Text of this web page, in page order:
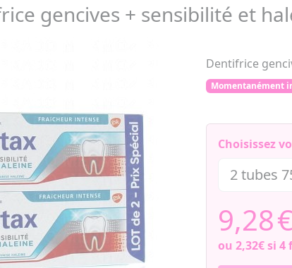
gencives + sensibilité et
Dentifrice
Momentanément
Choisissez
9,28€
ou 2,32€si 4